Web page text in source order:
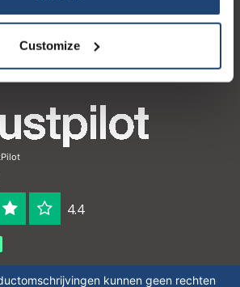
Customize
4.4
kunnen geen rechten